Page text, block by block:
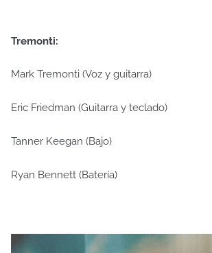
Tremonti:
Mark Tremonti (Voz y guitarra)
Eric Friedman (Guitarra y teclado)
Tanner Keegan (Bajo)
Ryan Bennett (Batería)